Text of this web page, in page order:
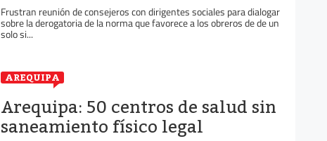
Frustran reunión de consejeros con dirigentes sociales para dialogar
sobre la derogatoria de la norma que favorece a los obreros de de un
solo si...
AREQUIPA
Arequipa: 50 centros de salud sin
saneamiento físico legal